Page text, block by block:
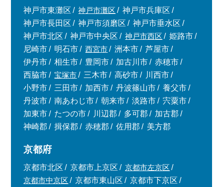
神戸市東灘区 神戸市灘区
神戸市兵庫区
神戸市長田区
神戸市須磨区
神戸市垂水区
神戸市北区
神戸市中央区 神戸市西区
姫路市
尼崎市
明石市 西宮市 洲本市
芦屋市
伊丹市
相生市 豊岡市 加古川市
赤穂市
西脇市
宝塚市 三木市 高砂市
川西市
小野市
三田市 加西市 丹波篠山市
養父市
丹波市
南あわじ市 朝来市 淡路市
宍粟市
加東市
たつの市 川辺郡 多可郡
加古郡
神崎郡
揖保郡 赤穂郡 佐用郡 美方郡
京都府
京都市北区 京都市上京区
京都市左京区
京都市中京区
京都市東山区
京都市下京区